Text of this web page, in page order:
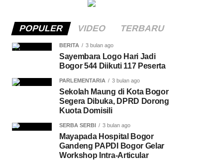
POPULER VIDEO TERBARU
BERITA 3 bulan ago
Sayembara Logo Hari Jadi
Bogor 544 Diikuti 117 Peserta
PARLEMENTARIA 3 bulan ago
Sekolah Maung di Kota Bogor
Segera Dibuka, DPRD Dorong
Kuota Domisili
SERBA SERBI 3 bulan ago
Mayapada Hospital Bogor
Gandeng PAPDI Bogor Gelar
Workshop Intra-Articular